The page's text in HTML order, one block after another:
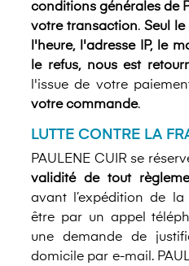
conditions générales de
votre transaction. Seul
l'heure, l'adresse IP, le
le refus, nous est
l'issue de votre
votre commande.
LUTTE CONTRE LA
PAULENE CUIR se
validité de tout
avant l’expédition de
être par un appel
une demande de
domicile par e-mail.